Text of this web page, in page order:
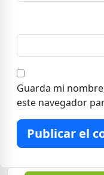
Guarda mi
este navegador
Publicar el